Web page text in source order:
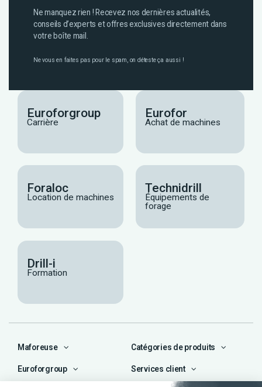
Ne manquez rien ! Recevez nos dernières actualités,
conseils d’experts et offres exclusives directement dans
votre boîte mail.
Ne vous en faites pas pour le spam, on déteste ça aussi !
Euroforgroup
Carrière
Eurofor
Achat de machines
Foraloc
Location de machines
Technidrill
Équipements de
forage
Drill-i
Formation
Maforeuse Catégories de produits
Euroforgroup Services client